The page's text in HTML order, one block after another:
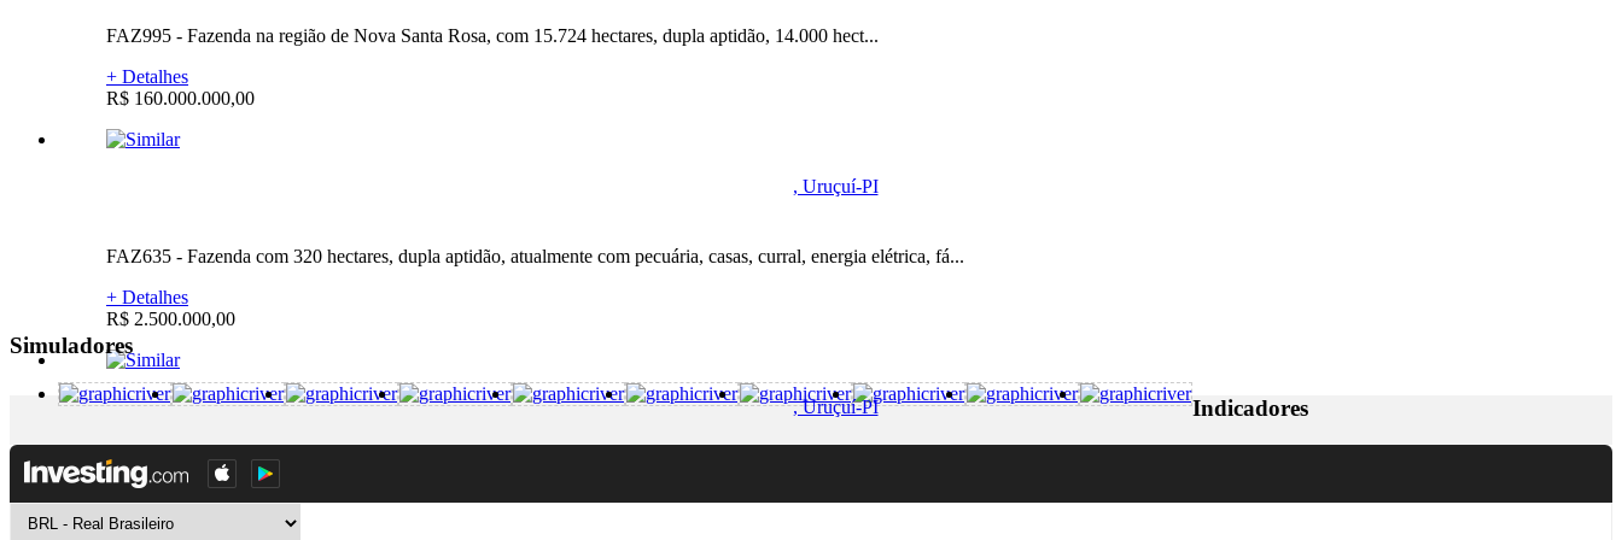
FAZ995 - Fazenda na região de Nova Santa Rosa, com 15.724 hectares, dupla aptidão, 14.000 hect...
+ Detalhes
R$ 160.000.000,00
, Uruçuí-PI
FAZ635 - Fazenda com 320 hectares, dupla aptidão, atualmente com pecuária, casas, curral, energia elétrica, fá...
+ Detalhes
R$ 2.500.000,00
, Uruçuí-PI
FAZ779 - Fazenda na região de Uruçuí-PI, com 5.300 hectares, dupla apridão,...
+ Detalhes
Simuladores
Indicadores